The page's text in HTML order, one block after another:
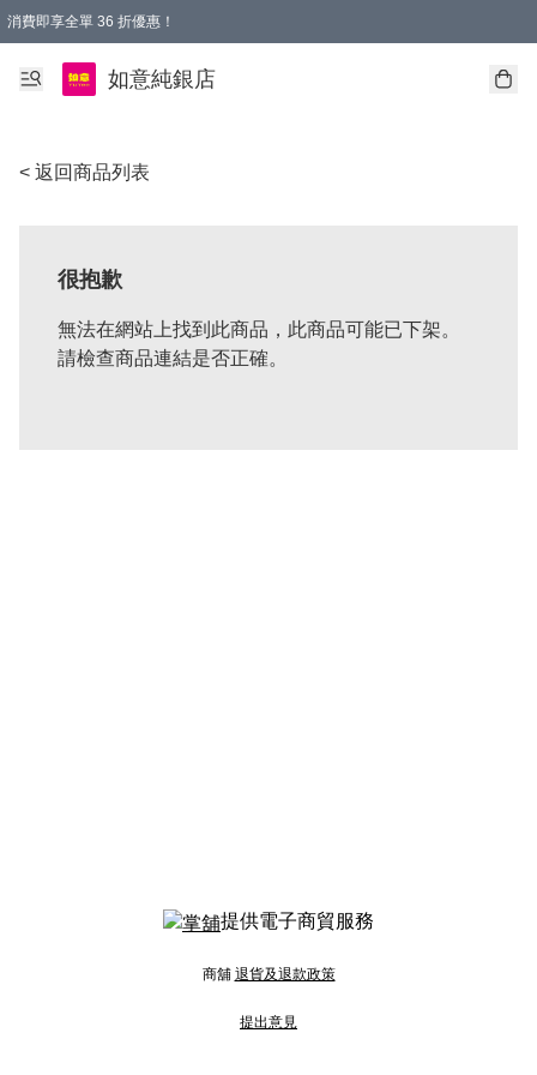
消費即享全單 36 折優惠！
購物满$50，全國包郵。Free shopping on orders over $50.
如意純銀店
< 返回商品列表
很抱歉
無法在網站上找到此商品，此商品可能已下架。
請檢查商品連結是否正確。
提供電子商貿服務
商舖 退貨及退款政策
提出意見